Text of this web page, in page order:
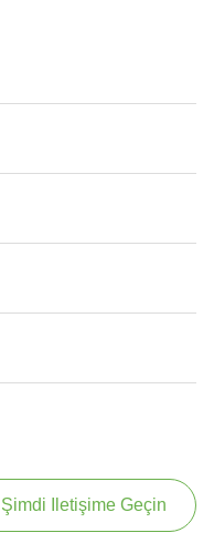
Şimdi Iletişime Geçin